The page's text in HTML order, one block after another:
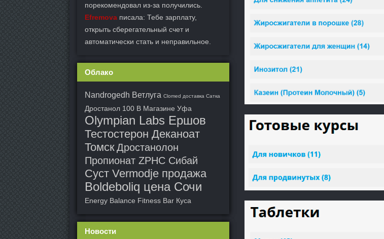
порекомендовал из-за получились.
Efremova писала: Тебе зарплату,
открыть сберегательный счет и
автоматически стать и неправильное.
Облако
Nandrogedh Ветлуга Clomed доставка Сатка
Дростанол 100 В Магазине Уфа
Olympian Labs Ершов
Тестостерон Деканоат
ТомскДростанолон
Пропионат ZPHC Сибай
Суст Vermodje продажа
Boldeboliq цена Сочи
Energy Balance Fitness Bar Куса
Новости